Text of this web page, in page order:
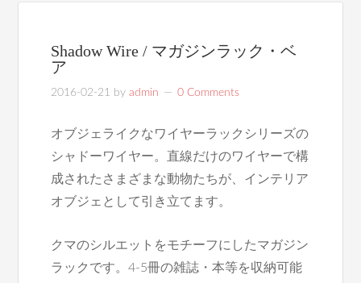
Shadow Wire / マガジンラック・ベ
ア
2016-02-21 byadmin 0 Comments
オブジェライクなワイヤーラックシリーズの
シャドーワイヤー。直線だけのワイヤーで構
成されたさまざまな動物たちが、インテリア
オブジェとして引き立てます。
クマのシルエットをモチーフにしたマガジン
ラックです。4-5冊の雑誌・本等を収納可能